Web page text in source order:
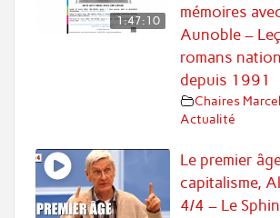
1:47:10
mémoires
Aunoble –
romans
depuis 1991
Chaires
Actualité
Le premier
capitalisme,
4/4 – Le